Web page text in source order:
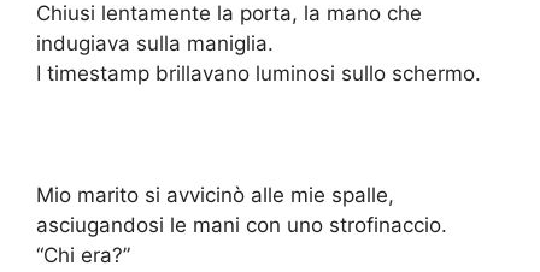
Chiusi lentamente la porta, la mano che
indugiava sulla maniglia.
I timestamp brillavano luminosi sullo schermo.
Mio marito si avvicinò alle mie spalle,
asciugandosi le mani con uno strofinaccio.
“Chi era?”